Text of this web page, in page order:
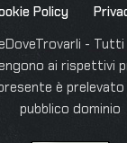
Policy
- Tutti
ai rispettivi
è
pubblico dominio